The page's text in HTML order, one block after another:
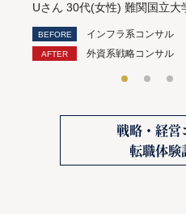
Uさん 30代(女性) 難関国立大
インフラ系コンサル
外資系戦略コンサル
戦略・経営
転職体験